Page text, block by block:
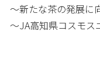
～新たな茶の発展に
JA高知県コスモス